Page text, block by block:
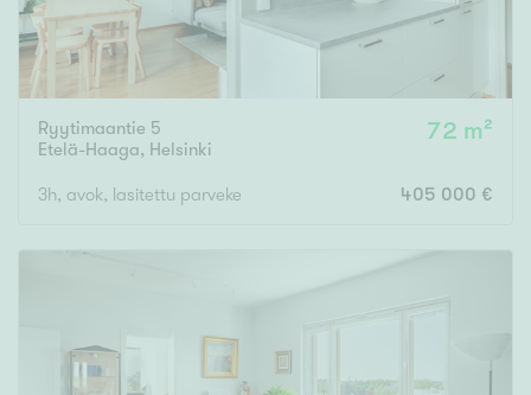
Ominaisuudet
Hissi
Järvi- tai merinäköala
Maalämpö
Oma ranta
Oma sauna
Ryytimaantie 5
Etelä-Haaga, Helsinki
72 m²
3h, avok, lasitettu parveke 405 000 €